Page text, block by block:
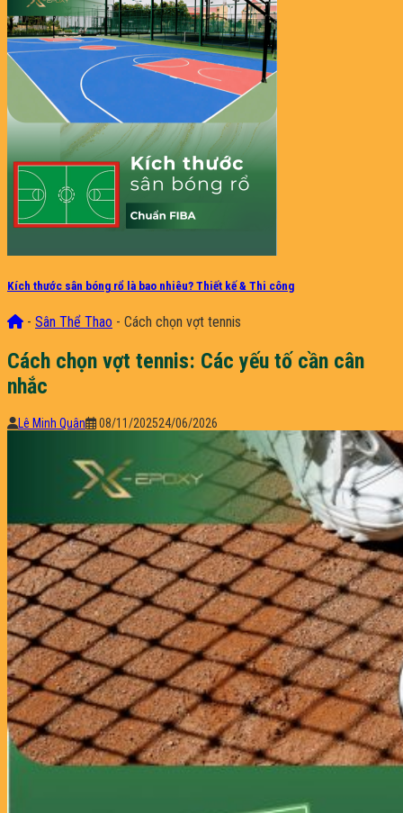
Kích thước sân bóng rổ là bao nhiêu? Thiết kế & Thi công
- Sân Thể Thao - Cách chọn vợt tennis
Cách chọn vợt tennis: Các yếu tố cần cân
nhắc
Lê Minh Quân 08/11/202524/06/2026